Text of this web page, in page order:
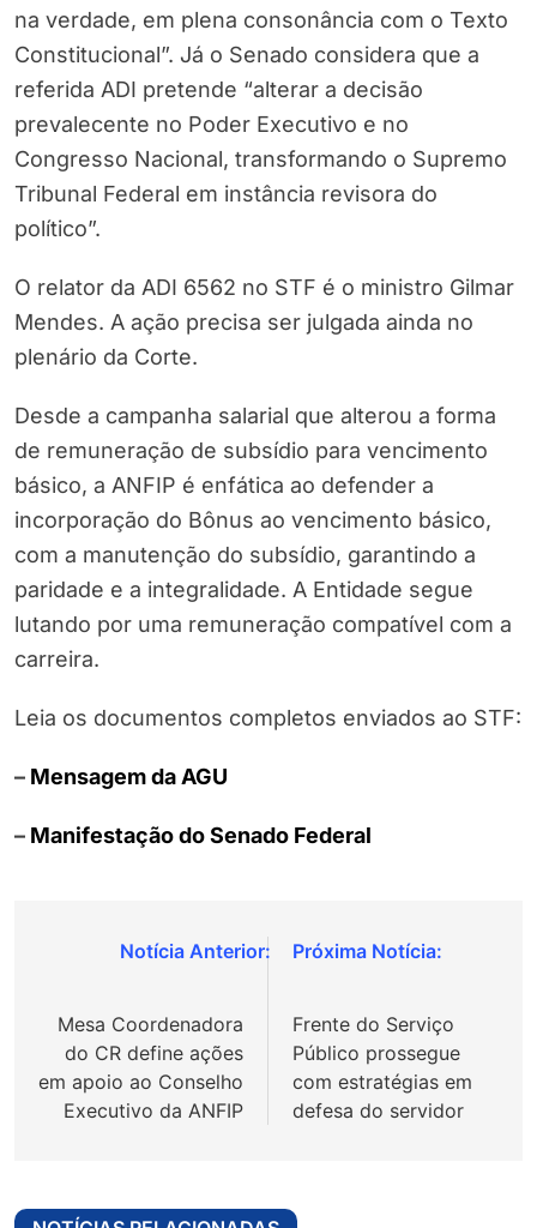
na verdade, em plena consonância com o Texto
Constitucional”. Já o Senado considera que a
referida ADI pretende “alterar a decisão
prevalecente no Poder Executivo e no
Congresso Nacional, transformando o Supremo
Tribunal Federal em instância revisora do
político”.
O relator da ADI 6562 no STF é o ministro Gilmar
Mendes. A ação precisa ser julgada ainda no
plenário da Corte.
Desde a campanha salarial que alterou a forma
de remuneração de subsídio para vencimento
básico, a ANFIP é enfática ao defender a
incorporação do Bônus ao vencimento básico,
com a manutenção do subsídio, garantindo a
paridade e a integralidade. A Entidade segue
lutando por uma remuneração compatível com a
carreira.
Leia os documentos completos enviados ao STF:
– Mensagem da AGU
– Manifestação do Senado Federal
Navegação
Post
Mesa Coordenadora
do CR define ações
em apoio ao Conselho
Executivo da ANFIP
Frente do Serviço
Público prossegue
com estratégias em
defesa do servidor